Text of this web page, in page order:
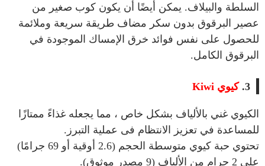
السلطة والبيلاف. يمكن أيضًا أن يكون كوب صغير من
عصير البرقوق بدون سكر مضاف طريقة سريعة وملائمة
للحصول على نفس فوائد خرق الإمساك الموجودة في
البرقوق الكامل.
3. كيوي Kiwi
الكيوي غني بالألياف بشكل خاص ، مما يجعله غذاءً ممتازًا
للمساعدة في تعزيز الانتظام فى عملية التبرز.
تحتوي حبة كيوي متوسطة الحجم (2.6 أوقية أو 69 جرامًا)
على 2 جرام من الألياف (9 مصدر موثوق).